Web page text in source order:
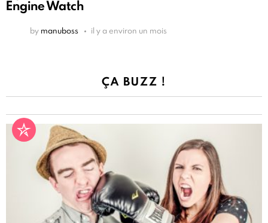
Engine Watch
by manuboss il y a environ un mois
ÇA BUZZ !